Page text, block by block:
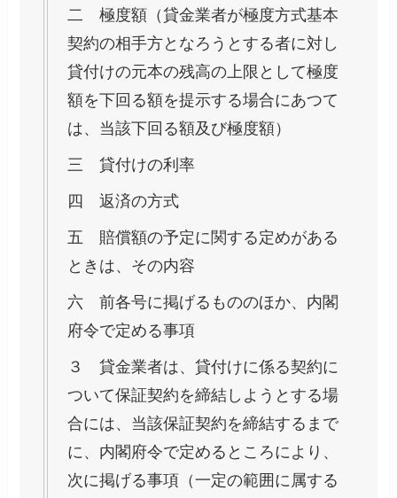
二 極度額（貸金業者が極度方式基本
契約の相手方となろうとする者に対し
貸付けの元本の残高の上限として極度
額を下回る額を提示する場合にあつて
は、当該下回る額及び極度額）
三 貸付けの利率
四 返済の方式
五 賠償額の予定に関する定めがある
ときは、その内容
六 前各号に掲げるもののほか、内閣
府令で定める事項
３ 貸金業者は、貸付けに係る契約に
ついて保証契約を締結しようとする場
合には、当該保証契約を締結するまで
に、内閣府令で定めるところにより、
次に掲げる事項（一定の範囲に属する